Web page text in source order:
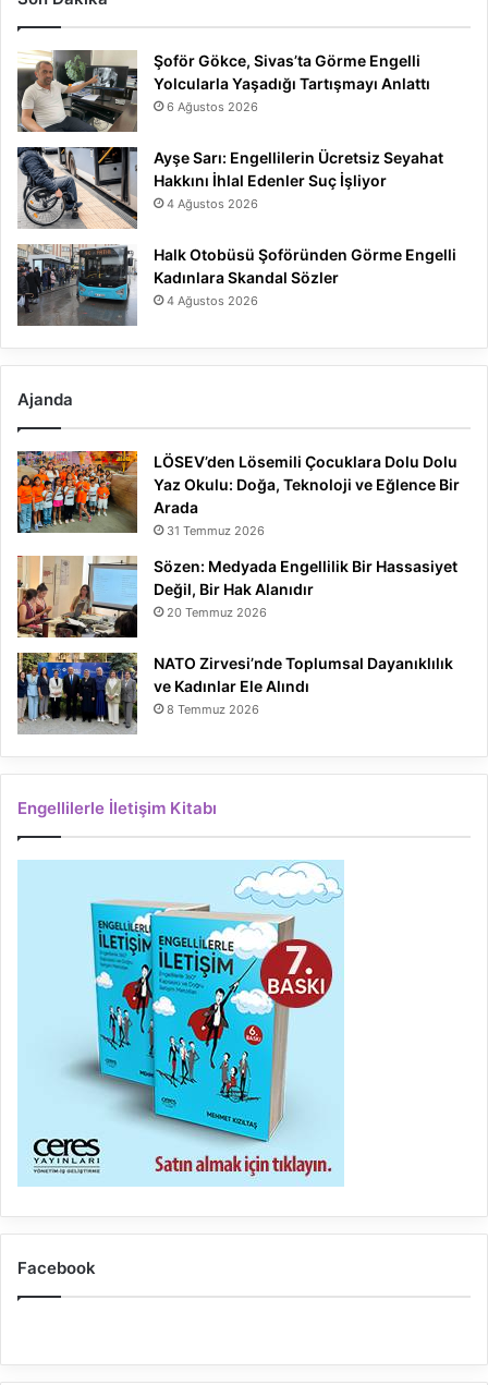
Şoför Gökce, Sivas’ta Görme Engelli
Yolcularla Yaşadığı Tartışmayı Anlattı
6 Ağustos 2026
Ayşe Sarı: Engellilerin Ücretsiz Seyahat
Hakkını İhlal Edenler Suç İşliyor
4 Ağustos 2026
Halk Otobüsü Şoföründen Görme Engelli
Kadınlara Skandal Sözler
4 Ağustos 2026
Ajanda
LÖSEV’den Lösemili Çocuklara Dolu Dolu
Yaz Okulu: Doğa, Teknoloji ve Eğlence Bir
Arada
31 Temmuz 2026
Sözen: Medyada Engellilik Bir Hassasiyet
Değil, Bir Hak Alanıdır
20 Temmuz 2026
NATO Zirvesi’nde Toplumsal Dayanıklılık
ve Kadınlar Ele Alındı
8 Temmuz 2026
Engellilerle İletişim Kitabı
Facebook